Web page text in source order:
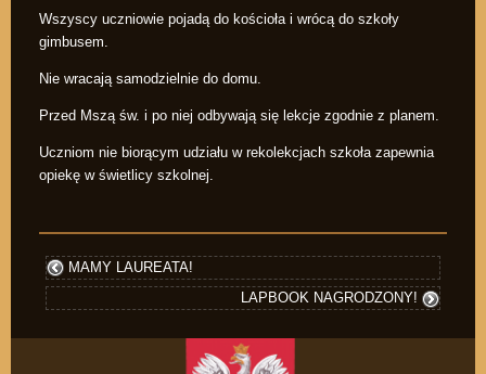
Wszyscy uczniowie pojadą do kościoła i wrócą do szkoły
gimbusem.
Nie wracają samodzielnie do domu.
Przed Mszą św. i po niej odbywają się lekcje zgodnie z planem.
Uczniom nie biorącym udziału w rekolekcjach szkoła zapewnia
opiekę w świetlicy szkolnej.
MAMY LAUREATA!
LAPBOOK NAGRODZONY!